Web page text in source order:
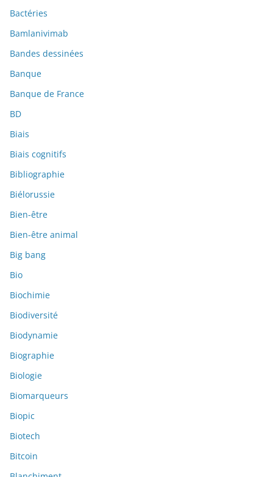
Bactéries
Bamlanivimab
Bandes dessinées
Banque
Banque de France
BD
Biais
Biais cognitifs
Bibliographie
Biélorussie
Bien-être
Bien-être animal
Big bang
Bio
Biochimie
Biodiversité
Biodynamie
Biographie
Biologie
Biomarqueurs
Biopic
Biotech
Bitcoin